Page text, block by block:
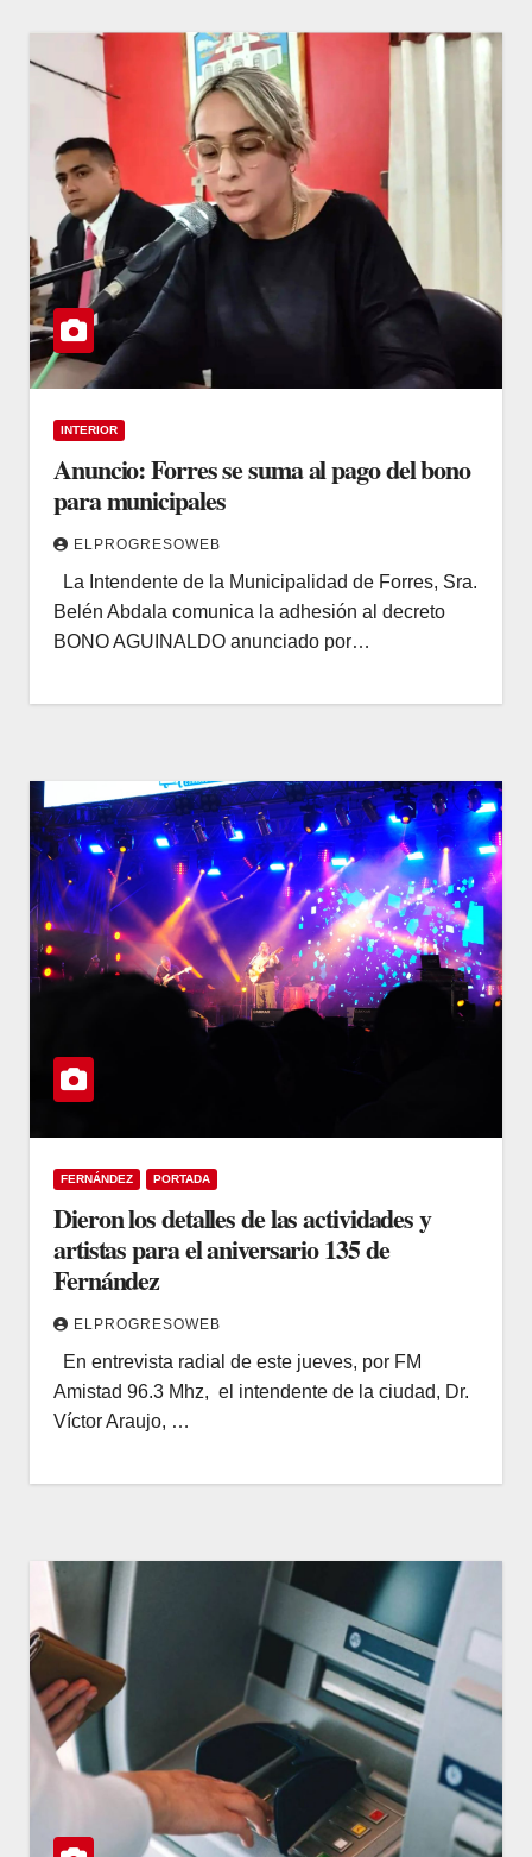
INTERIOR
Anuncio: Forres se suma al pago del bono
para municipales
ELPROGRESOWEB
La Intendente de la Municipalidad de Forres, Sra.
Belén Abdala comunica la adhesión al decreto
BONO AGUINALDO anunciado por…
FERNÁNDEZ PORTADA
Dieron los detalles de las actividades y
artistas para el aniversario 135 de
Fernández
ELPROGRESOWEB
En entrevista radial de este jueves, por FM
Amistad 96.3 Mhz, el intendente de la ciudad, Dr.
Víctor Araujo, …